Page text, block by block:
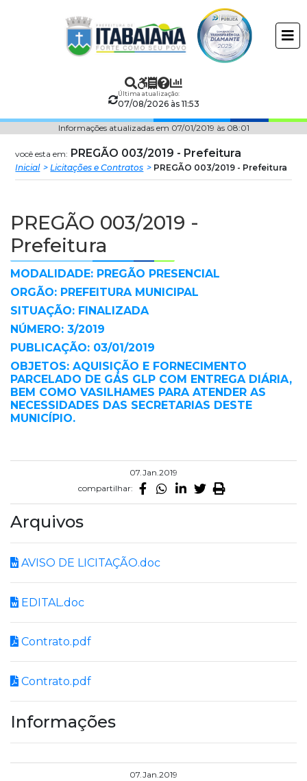
Prefeitura
Municipal
Itabaiana
Última atualização:
07/08/2026 às 11:53
Informações atualizadas em 07/01/2019 às 08:01
você esta em: PREGÃO 003/2019 - Prefeitura
Inicial Licitações e Contratos PREGÃO 003/2019 - Prefeitura
PREGÃO 003/2019 -
Prefeitura
MODALIDADE: PREGÃO PRESENCIAL
ORGÃO: PREFEITURA MUNICIPAL
SITUAÇÃO: FINALIZADA
NÚMERO: 3/2019
PUBLICAÇÃO: 03/01/2019
OBJETOS: AQUISIÇÃO E FORNECIMENTO
PARCELADO DE GÁS GLP COM ENTREGA DIÁRIA,
BEM COMO VASILHAMES PARA ATENDER AS
NECESSIDADES DAS SECRETARIAS DESTE
MUNICÍPIO.
07.Jan.2019
compartilhar:
Arquivos
AVISO DE LICITAÇÃO.doc
EDITAL.doc
Contrato.pdf
Contrato.pdf
Informações
07.Jan.2019